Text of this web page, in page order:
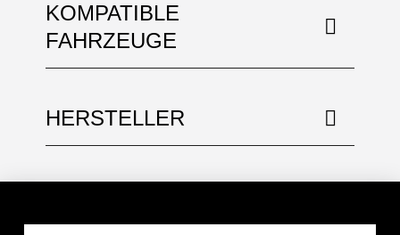
KOMPATIBLE
FAHRZEUGE
HERSTELLER